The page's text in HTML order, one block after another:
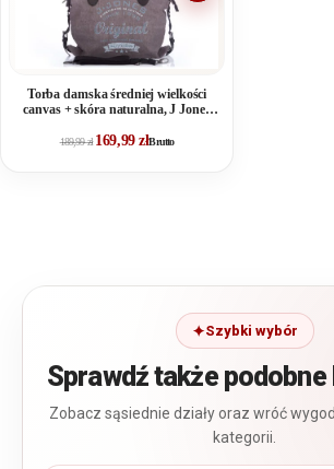
Torba damska średniej wielkości
canvas + skóra naturalna, J Jones
189,99zł 169,99złBrutto
Szybki wybór
Sprawdź także
Zobacz sąsiednie działy oraz wróć
kategorii.